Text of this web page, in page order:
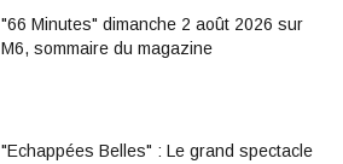
"66 Minutes" dimanche 2 août 2026 sur
M6, sommaire du magazine
"Echappées Belles" : Le grand spectacle